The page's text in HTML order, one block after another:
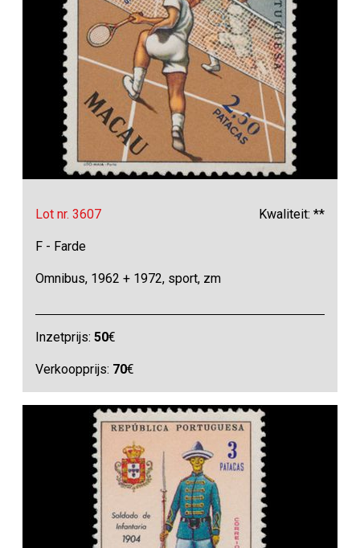
Lot nr. 3607 Kwaliteit: **
F - Farde
Omnibus, 1962 + 1972, sport, zm
Inzetprijs:50€
Verkoopprijs: 70€